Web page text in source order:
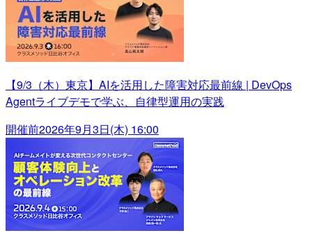
【9/3（木）東京】AIを活用した障害対応最前線 | DevOps
Agentライブデモで学ぶ、自律型運用の実践
開催前2026年9月3日(木) 16:00